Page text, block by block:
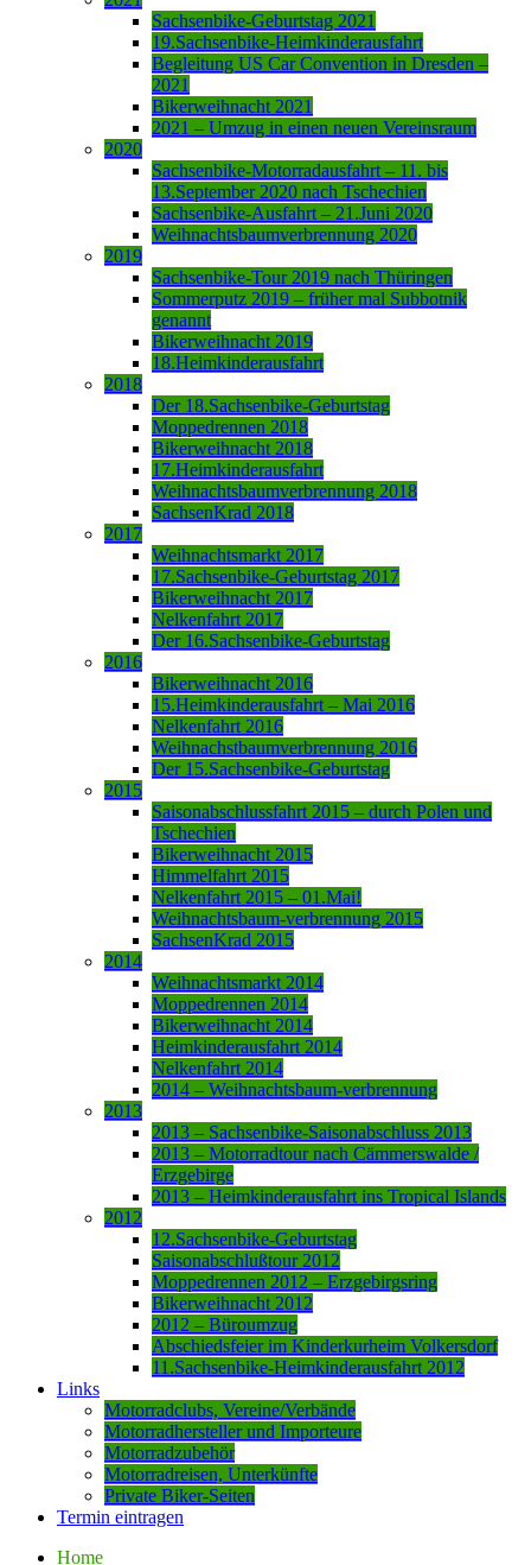
Sachsenbike-Geburtstag 2021
19.Sachsenbike-Heimkinderausfahrt
Begleitung US Car Convention in Dresden –
2021
Bikerweihnacht 2021
2021 – Umzug in einen neuen Vereinsraum
2020
Sachsenbike-Motorradausfahrt – 11. bis
13.September 2020 nach Tschechien
Sachsenbike-Ausfahrt – 21.Juni 2020
Weihnachtsbaumverbrennung 2020
2019
Sachsenbike-Tour 2019 nach Thüringen
Sommerputz 2019 – früher mal Subbotnik
genannt
Bikerweihnacht 2019
18.Heimkinderausfahrt
2018
Der 18.Sachsenbike-Geburtstag
Moppedrennen 2018
Bikerweihnacht 2018
17.Heimkinderausfahrt
Weihnachtsbaumverbrennung 2018
SachsenKrad 2018
2017
Weihnachtsmarkt 2017
17.Sachsenbike-Geburtstag 2017
Bikerweihnacht 2017
Nelkenfahrt 2017
Der 16.Sachsenbike-Geburtstag
2016
Bikerweihnacht 2016
15.Heimkinderausfahrt – Mai 2016
Nelkenfahrt 2016
Weihnachstbaumverbrennung 2016
Der 15.Sachsenbike-Geburtstag
2015
Saisonabschlussfahrt 2015 – durch Polen und
Tschechien
Bikerweihnacht 2015
Himmelfahrt 2015
Nelkenfahrt 2015 – 01.Mai!
Weihnachtsbaum-verbrennung 2015
SachsenKrad 2015
2014
Weihnachtsmarkt 2014
Moppedrennen 2014
Bikerweihnacht 2014
Heimkinderausfahrt 2014
Nelkenfahrt 2014
2014 – Weihnachtsbaum-verbrennung
2013
2013 – Sachsenbike-Saisonabschluss 2013
2013 – Motorradtour nach Cämmerswalde /
Erzgebirge
2013 – Heimkinderausfahrt ins Tropical Islands
2012
12.Sachsenbike-Geburtstag
Saisonabschlußtour 2012
Moppedrennen 2012 – Erzgebirgsring
Bikerweihnacht 2012
2012 – Büroumzug
Abschiedsfeier im Kinderkurheim Volkersdorf
11.Sachsenbike-Heimkinderausfahrt 2012
Links
Motorradclubs, Vereine/Verbände
Motorradhersteller und Importeure
Motorradzubehör
Motorradreisen, Unterkünfte
Private Biker-Seiten
Termin eintragen
Home